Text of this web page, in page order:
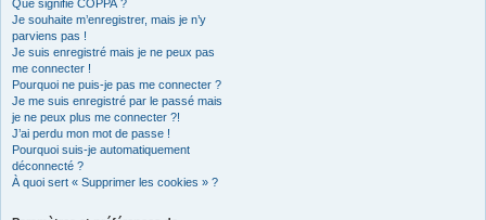
Que signifie COPPA ?
Je souhaite m’enregistrer, mais je n’y
parviens pas !
Je suis enregistré mais je ne peux pas
me connecter !
Pourquoi ne puis-je pas me connecter ?
Je me suis enregistré par le passé mais
je ne peux plus me connecter ?!
J’ai perdu mon mot de passe !
Pourquoi suis-je automatiquement
déconnecté ?
À quoi sert « Supprimer les cookies » ?